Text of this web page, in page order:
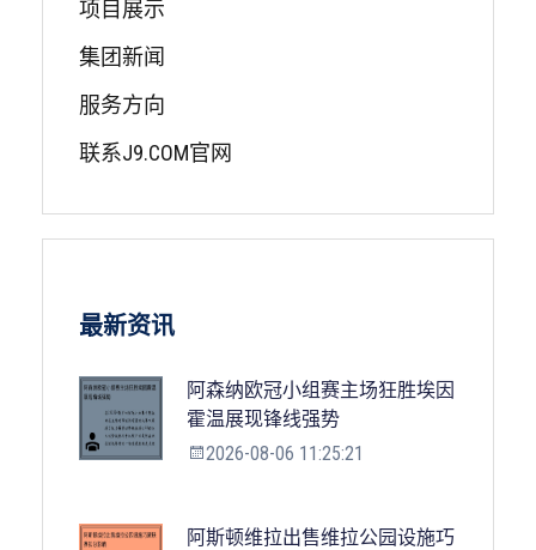
项目展示
集团新闻
服务方向
联系J9.COM官网
最新资讯
阿森纳欧冠小组赛主场狂胜埃因
霍温展现锋线强势
2026-08-06 11:25:21
阿斯顿维拉出售维拉公园设施巧